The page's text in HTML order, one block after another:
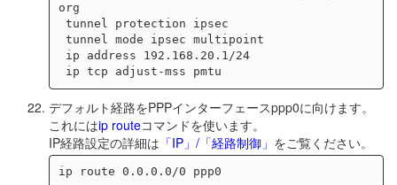
org
デフォルト経路をPPPインターフェースppp0に向けます。
これにはip routeコマンドを使います。
IP経路設定の詳細は 「IP」/「経路制御」 をご覧ください。